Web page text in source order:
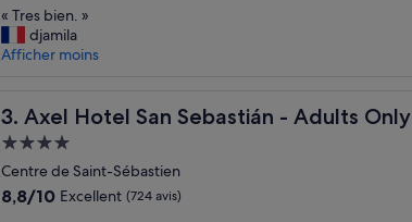
e
p
s
n
n
e
10,
Exceptionnel,
(700 avis)
«
T
r
b
e
n
.
« Tres bien. »
djamila
Afficher moins
3. Axel Hotel San Sebastián - Adults Only
Axel Hotel San Sebastián - Adults Only
Hébergement
4.0 étoiles
Centre de Saint-Sébastien
8.8
8,8/10 Excellent (724 avis)